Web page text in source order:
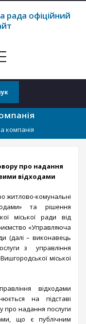
рада офіційний
компанія
про надання
відходами
житлово-комунальні
та рішення
міської ради від
«Управляюча
(далі – виконавець
з управління
міської
відходами
на підставі
про надання послуги
що є публічним